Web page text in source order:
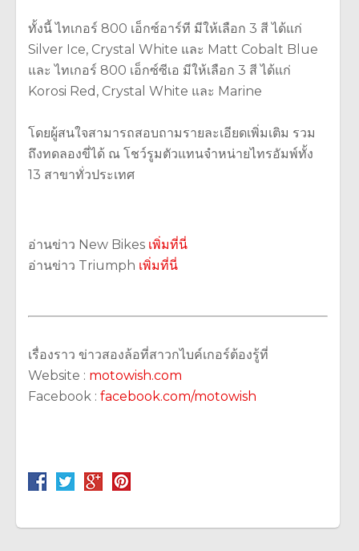
ทั้งนี้ ไทเกอร์ 800 เอ็กซ์อาร์ที มีให้เลือก 3 สี ได้แก่
Silver Ice, Crystal White และ Matt Cobalt Blue
และ ไทเกอร์ 800 เอ็กซ์ซีเอ มีให้เลือก 3 สี ได้แก่
Korosi Red, Crystal White และ Marine
โดยผู้สนใจสามารถสอบถามรายละเอียดเพิ่มเติม รวม
ถึงทดลองขี่ได้ ณ โชว์รูมตัวแทนจำหน่ายไทรอัมพ์ทั้ง
13 สาขาทั่วประเทศ
อ่านข่าว New Bikes เพิ่มที่นี่
อ่านข่าว Triumph เพิ่มที่นี่
เรื่องราว ข่าวสองล้อที่สาวกไบค์เกอร์ต้องรู้ที่
Website : motowish.com
Facebook : facebook.com/motowish